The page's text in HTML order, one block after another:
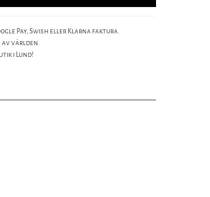
Pay, Swish eller Klarna faktura.
av världen.
i Lund!